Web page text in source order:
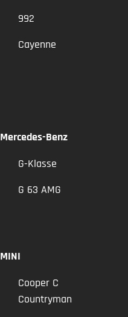
992
Cayenne
Mercedes-Benz
G-Klasse
G 63 AMG
MINI
Cooper C
Countryman